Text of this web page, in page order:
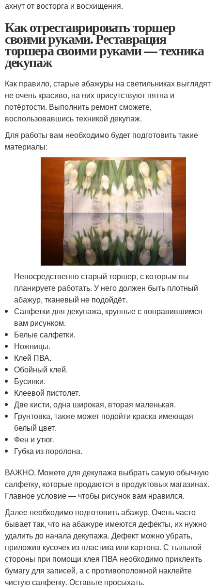
ахнут от восторга и восхищения.
Как отреставрировать торшер
своими руками. Реставрация
торшера своими руками — техника
декупаж
Как правило, старые абажуры на светильниках выглядят
не очень красиво, на них присутствуют пятна и
потёртости. Выполнить ремонт сможете,
воспользовавшись техникой декупаж.
Для работы вам необходимо будет подготовить такие
материалы:
Непосредственно старый торшер, с которым вы
планируете работать. У него должен быть плотный
абажур, тканевый не подойдёт.
Салфетки для декупажа, крупные с понравившимся
вам рисунком.
Белые салфетки.
Ножницы.
Клей ПВА.
Обойный клей.
Бусинки.
Клеевой пистолет.
Две кисти, одна широкая, вторая маленькая.
Грунтовка, также может подойти краска имеющая
белый цвет.
Фен и утюг.
Губка из поролона.
ВАЖНО. Можете для декупажа выбрать самую обычную
салфетку, которые продаются в продуктовых магазинах.
Главное условие — чтобы рисунок вам нравился.
Далее необходимо подготовить абажур. Очень часто
бывает так, что на абажуре имеются дефекты, их нужно
удалить до начала декупажа. Дефект можно убрать,
приложив кусочек из пластика или картона. С тыльной
стороны при помощи клея ПВА необходимо приклеить
бумагу для записей, а с противоположной наклейте
чистую салфетку. Оставьте просыхать.